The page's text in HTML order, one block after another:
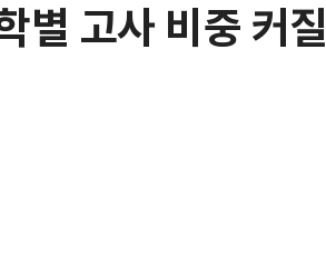
고사 비중 커질